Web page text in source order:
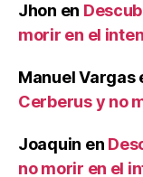
Jhon en
morir en el
Manuel Vargas
Cerberus y no
Joaquin en
no morir en el